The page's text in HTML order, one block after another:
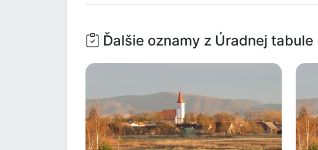
Ďalšie oznamy z Úradnej tabule